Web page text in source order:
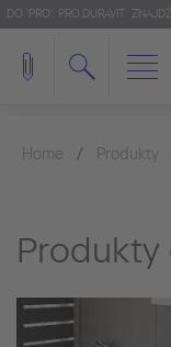
DO 'PRO': PRO.DURAVIT
Home Produkty